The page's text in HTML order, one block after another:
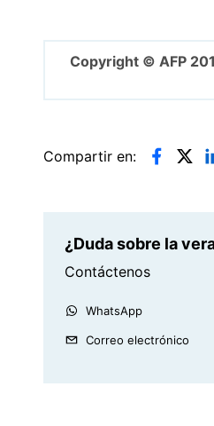
Copyright © AFP
Compartir en:
¿Duda sobre la
Contáctenos
WhatsApp
Correo electrónico